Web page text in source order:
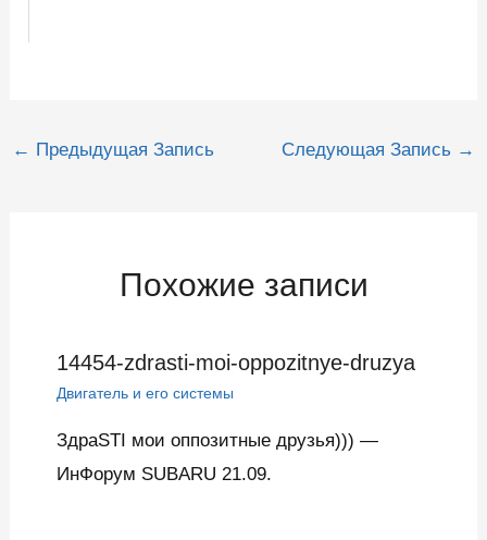
Навигация
← Предыдущая Запись Следующая Запись →
Похожие записи
14454-zdrasti-moi-oppozitnye-druzya
Двигатель и его системы
ЗдраSTI мои оппозитные друзья))) —
ИнФорум SUBARU 21.09.